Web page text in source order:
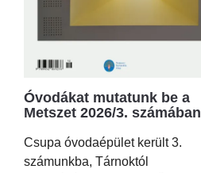
Óvodákat mutatunk be a
Metszet 2026/3. számában
Csupa óvodaépület került 3.
számunkba, Tárnoktól